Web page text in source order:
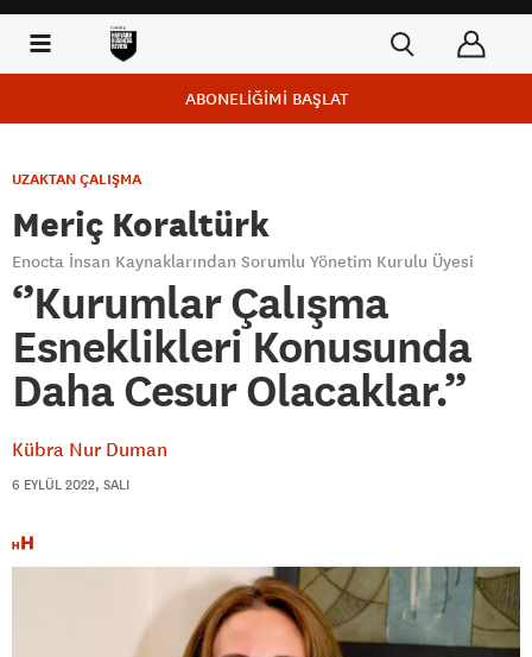
ABONELİĞİMİ BAŞLAT
UZAKTAN ÇALIŞMA
Meriç Koraltürk
Enocta İnsan Kaynaklarından Sorumlu Yönetim Kurulu Üyesi
‘’Kurumlar Çalışma
Esneklikleri Konusunda
Daha Cesur Olacaklar.’’
Kübra Nur Duman
6 EYLÜL 2022, SALI